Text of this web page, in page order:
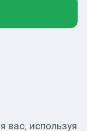
используя